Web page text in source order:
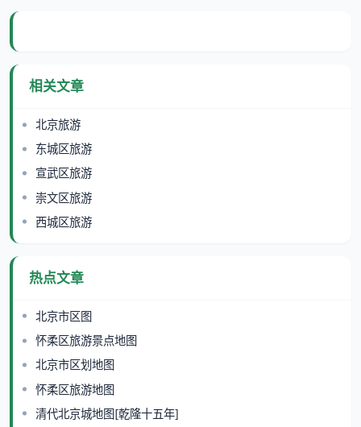
相关文章
北京旅游
东城区旅游
宣武区旅游
崇文区旅游
西城区旅游
热点文章
北京市区图
怀柔区旅游景点地图
北京市区划地图
怀柔区旅游地图
清代北京城地图[乾隆十五年]